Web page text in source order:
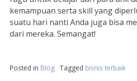
kemampuan serta skill yang
suatu hari nanti Anda juga bisa
dari mereka. Semangat!
Posted in Blog Tagged bisnis terbaik